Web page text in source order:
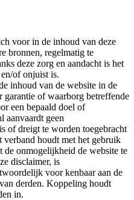
voor in de inhoud van deze
bronnen, regelmatig te
deze zorg en aandacht is het
of onjuist is.
inhoud van de website in de
garantie of waarborg betreffende
een bepaald doel of
aanvaardt geen
of dreigt te worden toegebracht
houdt met het gebruik
de onmogelijkheid de website te
disclaimer, is
voor kenbaar aan de
derden. Koppeling houdt
in.